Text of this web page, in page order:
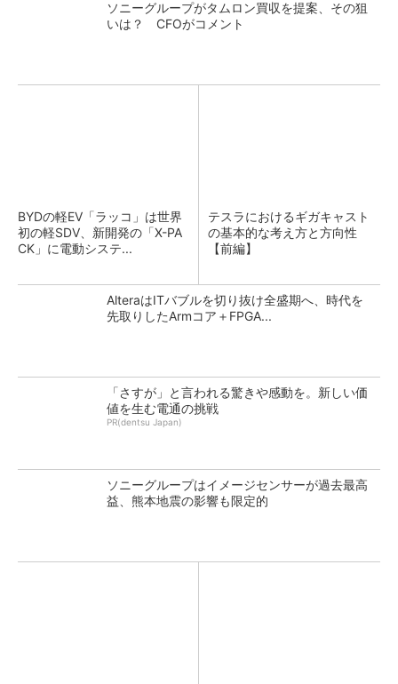
ソニーグループがタムロン買収を提案、その狙
いは？ CFOがコメント
BYDの軽EV「ラッコ」は世界
初の軽SDV、新開発の「X-PA
CK」に電動システ...
テスラにおけるギガキャスト
の基本的な考え方と方向性
【前編】
AlteraはITバブルを切り抜け全盛期へ、時代を
先取りしたArmコア＋FPGA...
「さすが」と言われる驚きや感動を。新しい価
値を生む電通の挑戦
PR(dentsu Japan)
ソニーグループはイメージセンサーが過去最高
益、熊本地震の影響も限定的